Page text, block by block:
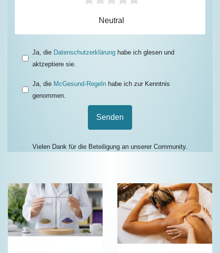
Neutral
Ja, die Datenschutzerklärung habe ich glesen und
aktzeptiere sie.
Ja, die McGesund-Regeln habe ich zur Kenntnis
genommen.
Senden
Vielen Dank für die Beteiligung an unserer Community.